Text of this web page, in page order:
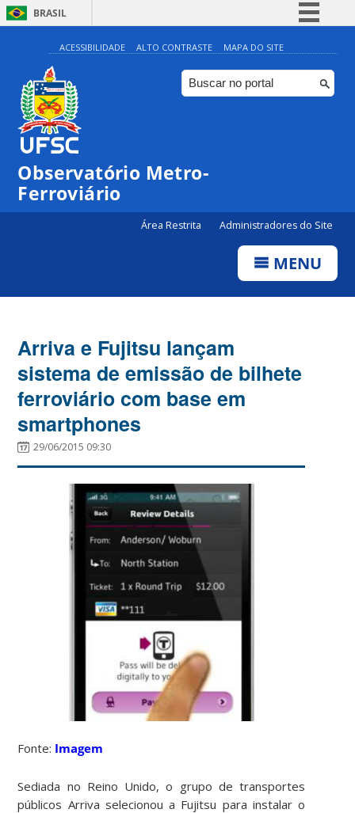
BRASIL
Simplifique!
Comunica BR
Participe
ACESSIBILIDADE ALTO CONTRASTE MAPA DO SITE
Observatório Metro-
Ferroviário
Área Restrita Administradores do Site
MENU
Arriva e Fujitsu lançam
sistema de emissão de bilhete
ferroviário com base em
smartphones
29/06/2015 09:30
Fonte: Imagem
Sediada no Reino Unido, o grupo de transportes
públicos Arriva selecionou a Fujitsu para instalar o